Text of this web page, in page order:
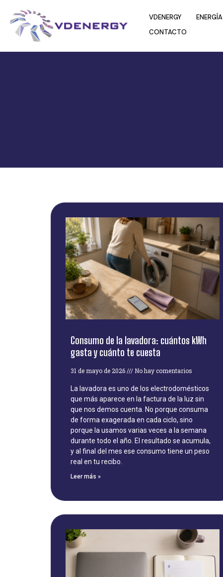
VDENERGY ENERGÍA
CONTACTO
Consumo de la lavadora: cuántos kWh
gasta y cuánto te cuesta
31 de mayo de 2026 No hay comentarios
La lavadora es uno de los electrodomésticos
que más aparece en la factura de la luz sin
que nos demos cuenta. No porque consuma
de forma exagerada en cada ciclo, sino
porque la usamos varias veces a la semana
durante todo el año. El resultado se acumula,
y al final del mes ese consumo tiene un peso
real en tu recibo.
Leer más »